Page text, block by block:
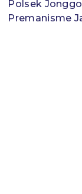
Polsek
Premanisme